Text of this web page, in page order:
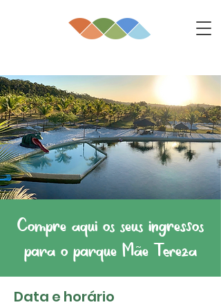
Compre aqui os seus ingressos
para o parque Mãe Tereza
Data e horário